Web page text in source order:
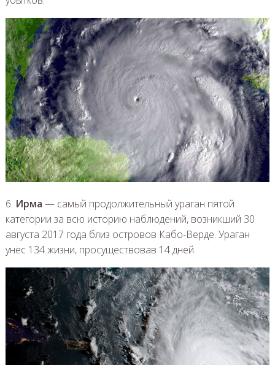
6. Ирма — самый продолжительный ураган пятой
категории за всю историю наблюдений, возникший 30
августа 2017 года близ островов Кабо-Верде. Ураган
унес 134 жизни, просуществовав 14 дней.